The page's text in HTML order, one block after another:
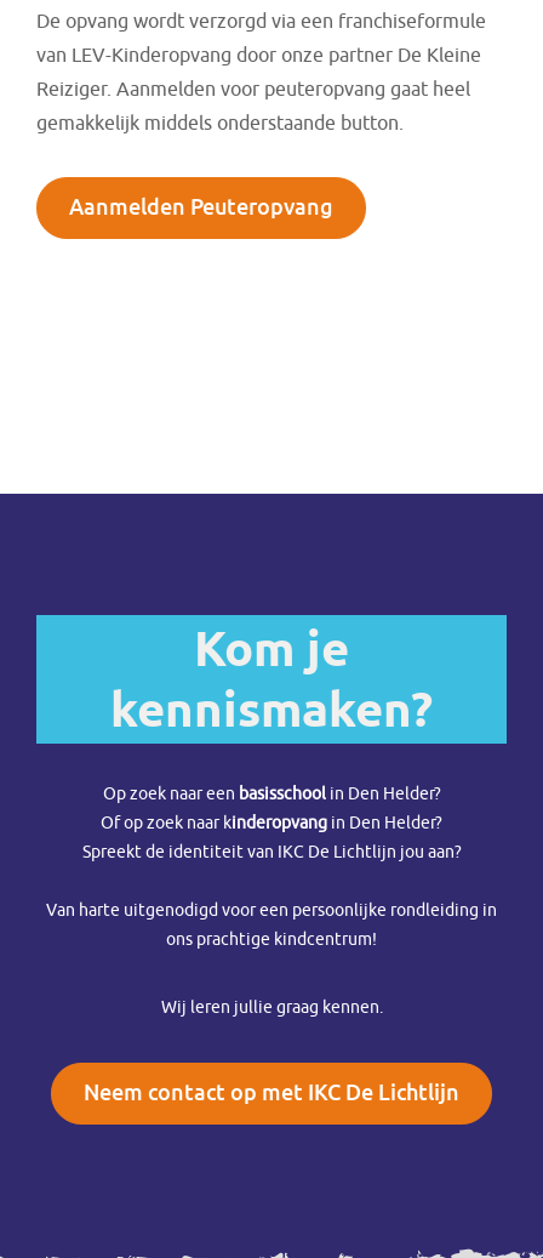
De opvang wordt verzorgd via een franchiseformule
van LEV-Kinderopvang door onze partner De Kleine
Reiziger. Aanmelden voor peuteropvang gaat heel
gemakkelijk middels onderstaande button.
Aanmelden Peuteropvang
Kom je
kennismaken?
Op zoek naar een basisschoolin Den Helder?
Of op zoek naar kinderopvang in Den Helder?
Spreekt de identiteit van IKC De Lichtlijn jou aan?
Van harte uitgenodigd voor een persoonlijke rondleiding in
ons prachtige kindcentrum!
Wij leren jullie graag kennen.
Neem contact op met IKC De Lichtlijn